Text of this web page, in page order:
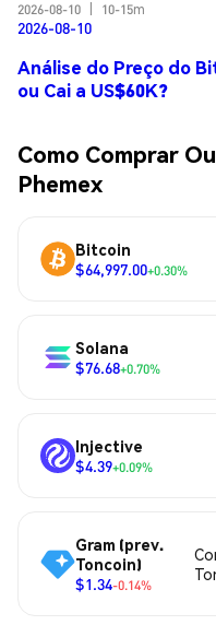
2026-08-10 10-15m
2026-08-10
Análise do Preço do
ou Cai a US$60K?
Como Comprar
Phemex
Bitcoin
$64,997.00+0.30%
Solana
$76.68+0.70%
Injective
$4.39+0.09%
Gram (prev.
Toncoin)
$1.34-0.14%